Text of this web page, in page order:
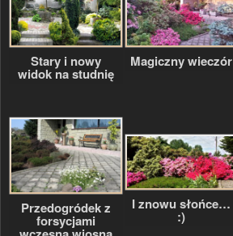
Stary i nowy
widok na studnię
Magiczny wieczór
Przedogródek z
forsycjami
I znowu słońce…
:)